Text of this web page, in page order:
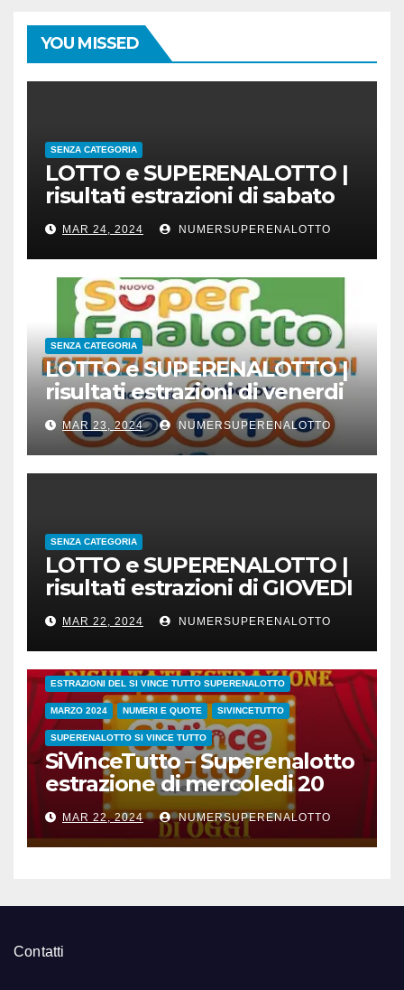
YOU MISSED
SENZA CATEGORIA
LOTTO e SUPERENALOTTO |
risultati estrazioni di sabato
23 marzo 2024
MAR 24, 2024 NUMERSUPERENALOTTO
SENZA CATEGORIA
LOTTO e SUPERENALOTTO |
risultati estrazioni di venerdi
22 marzo 2024
MAR 23, 2024 NUMERSUPERENALOTTO
SENZA CATEGORIA
LOTTO e SUPERENALOTTO |
risultati estrazioni di GIOVEDI
21 marzo 2024
MAR 22, 2024 NUMERSUPERENALOTTO
CONC.212 MERCOLEDI 20 MARZO 2024
ESTRAZIONI DEL SI VINCE TUTTO SUPERENALOTTO
MARZO 2024 NUMERI E QUOTE SIVINCETUTTO
SUPERENALOTTO SI VINCE TUTTO
SiVinceTutto – Superenalotto
estrazione di mercoledi 20
marzo 2024 numeri vincenti
e quote
MAR 22, 2024 NUMERSUPERENALOTTO
Contatti